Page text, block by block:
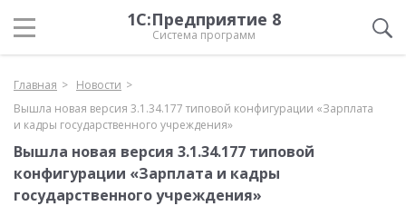
1С:Предприятие 8
Система программ
Главная
Новости
Вышла новая версия 3.1.34.177 типовой конфигурации «Зарплата
и кадры государственного учреждения»
Вышла новая версия 3.1.34.177 типовой
конфигурации «Зарплата и кадры
государственного учреждения»